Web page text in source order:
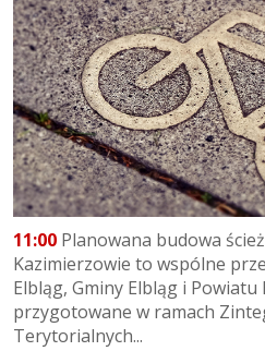
11:00 Planowana budowa
Kazimierzowie to wspólne
Elbląg, Gminy Elbląg i Powiatu
przygotowane w ramach
Terytorialnych...